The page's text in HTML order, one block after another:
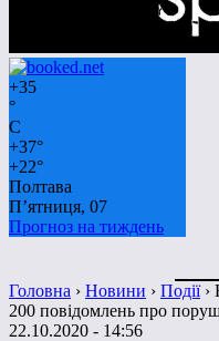
+35
°
C
+37°
+22°
Полтава
П’ятниця, 07
Прогноз на тиждень
Головна › Новини › Події›
200 повідомлень про
22.10.2020 - 14:56